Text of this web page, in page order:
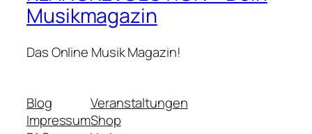
Musikmagazin
Das Online Musik Magazin!
Blog
Impressum
Veranstaltungen
Shop